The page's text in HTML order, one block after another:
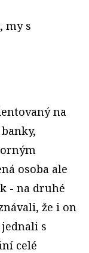
my s
na
osoba ale
- na druhé
že i on
s
celé